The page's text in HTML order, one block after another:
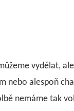
vydělat,
nebo alespoň
nemáme tak